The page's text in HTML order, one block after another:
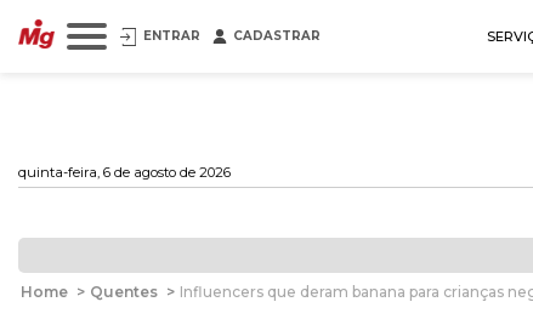
ENTRAR CADASTRAR
quinta-feira, 6 de agosto de 2026
Home > Quentes > Influencers que deram banana para crianças